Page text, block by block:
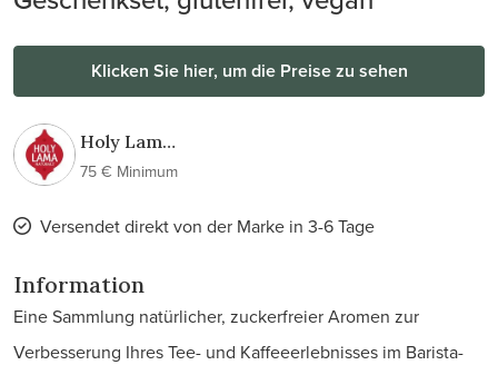
Klicken Sie hier, um die Preise zu sehen
Holy Lama
Spice
75 € Minimum
Versendet direkt von der Marke in 3-6 Tage
Information
Eine Sammlung natürlicher, zuckerfreier Aromen zur
Verbesserung Ihres Tee- und Kaffeeerlebnisses im Barista-